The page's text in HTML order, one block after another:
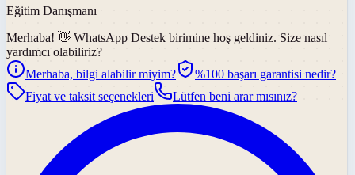
Eğitim Danışmanı
Merhaba! 👋 WhatsApp Destek birimine hoş geldiniz. Size nasıl
yardımcı olabiliriz?
Merhaba, bilgi alabilir miyim?
%100 başarı garantisi nedir?
Fiyat ve taksit seçenekleri
Lütfen beni arar mısınız?